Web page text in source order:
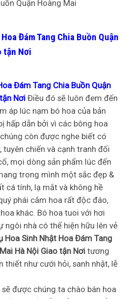
Đám Tang Chia Buồn Quận
tận Nơi
Đám Tang Chia Buồn Quận
Nơi Điều đó sẽ luôn đem đến
áp lúc nạm bó hoa của bản
hấp dẫn bởi vì các bông hoa
còn được nghe biết có
tuyên chiến và cạnh tranh đối
mọi dòng sản phẩm lúc đến
trong mình một sắc đẹp &
cá tính, lạ mắt và không hề
phái cắm hoa rất độc đáo,
khác. Bó hoa tuoi với hơi
ngôi nhà có thể hiện hữu lên vẻ
Hoa Sinh Nhật Hoa Đám Tang
Hà Nội Giao tận Nơi tương
thiết như cưới hỏi, sanh nhật, lễ
được chúng ta chào bán hoa